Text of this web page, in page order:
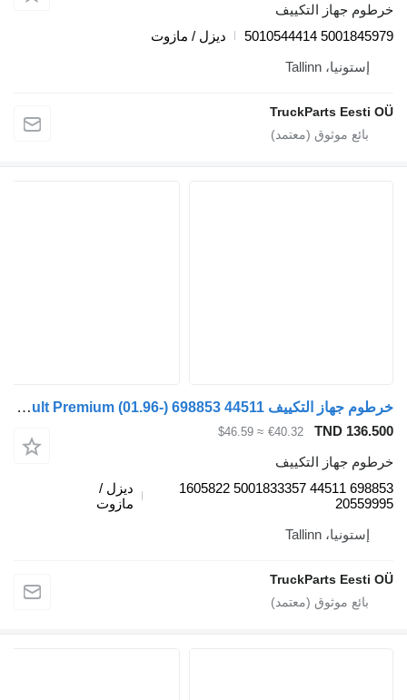
خرطوم جهاز التكييف
5001845979 5010544414
ديزل / مازوت
إستونيا، Tallinn
TruckParts Eesti OÜ
خرطوم جهاز التكييف Renault Premium (01.96-) 698853 44511 لـ السيارات القاطرة Renault Premium, Premium 2 (1996-2014)
TND 136.500
€40.32
≈ $46.59
خرطوم جهاز التكييف
698853 44511 5001833357 1605822
20559995
ديزل /
مازوت
إستونيا، Tallinn
TruckParts Eesti OÜ